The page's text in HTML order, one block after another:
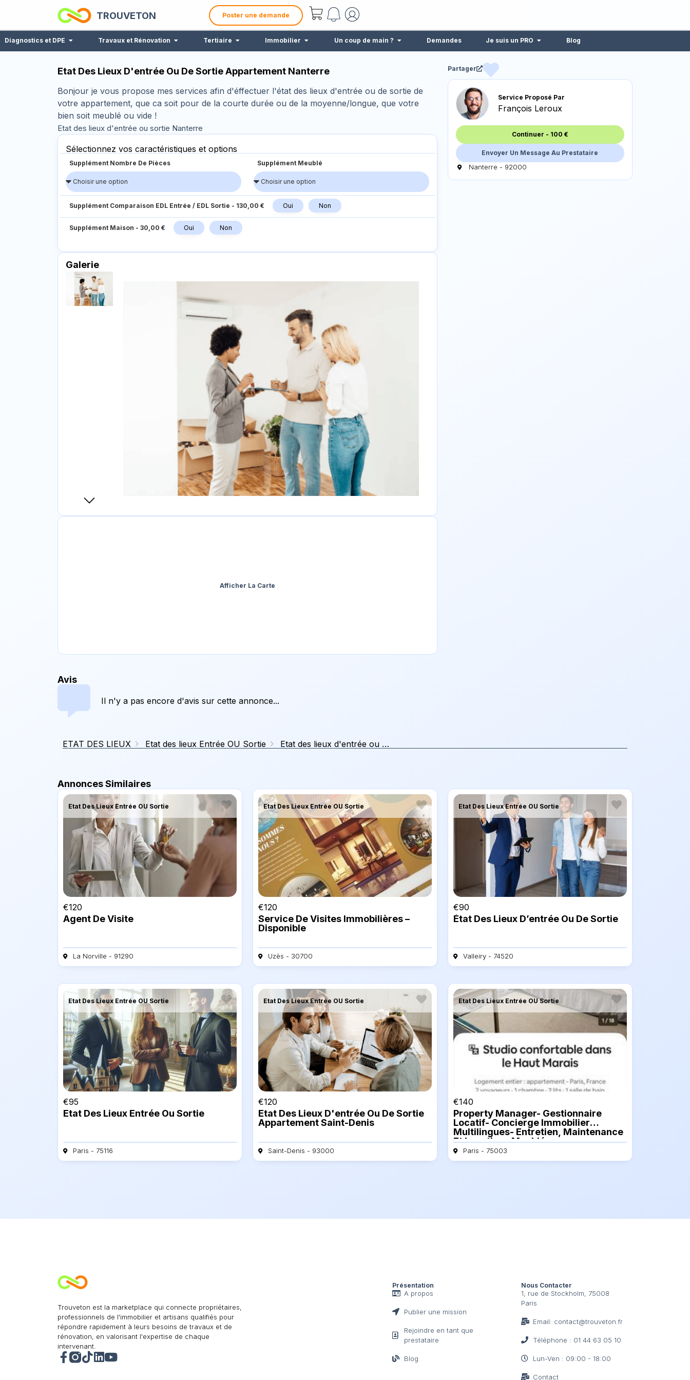
TROUVETON Poster une demande
Diagnostics et DPE Travaux et Rénovation Tertiaire Immobilier Un coup de main ? Demandes Je suis un PRO Blog
Etat Des Lieux D'entrée Ou De Sortie Appartement Nanterre
Bonjour je vous propose mes services afin d'éffectuer l'état des lieux d'entrée ou de sortie de
votre appartement, que ca soit pour de la courte durée ou de la moyenne/longue, que votre
bien soit meublé ou vide !
Etat des lieux d'entrée ou sortie Nanterre
Sélectionnez vos caractéristiques et options
Supplément Nombre De Pièces Supplément Meublé
Supplément Comparaison EDL Entrée / EDL Sortie - 130,00 € Oui Non
Supplément Maison - 30,00 € Oui Non
Galerie
Afficher La Carte
Partager
Service Proposé Par
François Leroux
Continuer - 100 €
Envoyer Un Message Au Prestataire
Nanterre - 92000
Avis
Il n'y a pas encore d'avis sur cette annonce...
ETAT DES LIEUX Etat des lieux Entrée OU Sortie Etat des lieux d'entrée ou de sortie appartement Nanterre
Annonces Similaires
Etat Des Lieux Entrée OU Sortie
€120
Agent De Visite
La Norville - 91290
Etat Des Lieux Entrée OU Sortie
€120
Service De Visites Immobilières –
Disponible
Uzès - 30700
Etat Des Lieux Entrée OU Sortie
€90
État Des Lieux D’entrée Ou De Sortie
Valleiry - 74520
Etat Des Lieux Entrée OU Sortie
€95
Etat Des Lieux Entrée Ou Sortie
Paris - 75116
Etat Des Lieux Entrée OU Sortie
€120
Etat Des Lieux D'entrée Ou De Sortie
Appartement Saint-Denis
Saint-Denis - 93000
Etat Des Lieux Entrée OU Sortie
€140
Property Manager- Gestionnaire
Locatif- Concierge Immobilier
Multilingues- Entretien, Maintenance
Et Locations Meublées
Paris - 75003
Trouveton est la marketplace qui connecte propriétaires,
professionnels de l'immobilier et artisans qualifiés pour
répondre rapidement à leurs besoins de travaux et de
rénovation, en valorisant l'expertise de chaque
intervenant.
Présentation
A propos
Publier une mission
Rejoindre en tant que
prestataire
Blog
Nous Contacter
1, rue de Stockholm, 75008
Paris
Email: contact@trouveton.fr
Téléphone : 01 44 63 05 10
Lun-Ven : 09:00 - 18:00
Contact